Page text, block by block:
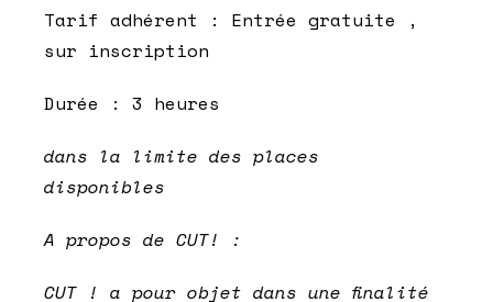
Tarif adhérent : Entrée gratuite ,
sur inscription
Durée : 3 heures
dans la limite des places
disponibles
A propos de CUT! :
CUT ! a pour objet dans une finalité